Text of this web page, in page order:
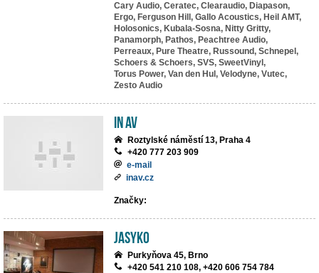
Cary Audio, Ceratec, Clearaudio, Diapason,
Ergo, Ferguson Hill, Gallo Acoustics, Heil AMT,
Holosonics, Kubala-Sosna, Nitty Gritty,
Panamorph, Pathos, Peachtree Audio,
Perreaux, Pure Theatre, Russound, Schnepel,
Schoers & Schoers, SVS, SweetVinyl,
Torus Power, Van den Hul, Velodyne, Vutec,
Zesto Audio
IN AV
Roztylské náměstí 13, Praha 4
+420 777 203 909
e-mail
inav.cz
Značky:
JASYKO
Purkyňova 45, Brno
+420 541 210 108, +420 606 754 784